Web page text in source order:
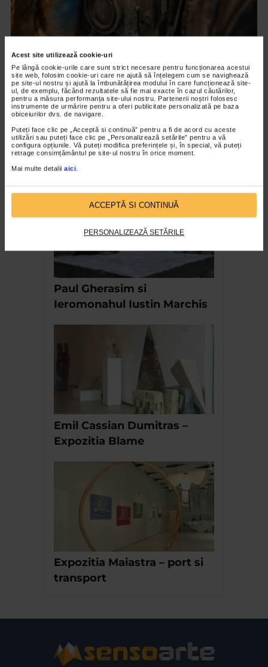
Acest site utilizează cookie-uri
Pe lângă cookie-urile care sunt strict necesare pentru funcționarea acestui
site web, folosim cookie-uri care ne ajută să înțelegem cum se navighează
pe site-ul nostru și ajută la îmbunătățirea modului în care funcționează site-
ul, de exemplu, făcând rezultatele să fie mai exacte în cazul căutărilor,
pentru a măsura performanța site-ului nostru. Partenerii noștri folosesc
instrumente de urmărire pentru a oferi publicitate personalizată pe baza
obiceiurilor dvs. de navigare.
Puteți face clic pe „Acceptă si continuă” pentru a fi de acord cu aceste
utilizări sau puteți face clic pe „Personalizează setările” pentru a vă
configura opțiunile. Vă puteți modifica preferințele și, în special, vă puteți
retrage consimțământul pe site-ul nostru în orice moment.
Mai multe detalii aici
ACCEPTĂ SI CONTINUĂ
PERSONALIZEAZĂ SETĂRILE
CLIPA DE ARTA
ARTS and ARTISTS. Anca Coller – “Cenușa
Memorie”
158 vizualizari
Paul Gherasim si
Ieromonahul Iustin Marchis
Emil Cassian Dumitras –
Expozitia Blame
Expozitia Maiastra – port si
transport